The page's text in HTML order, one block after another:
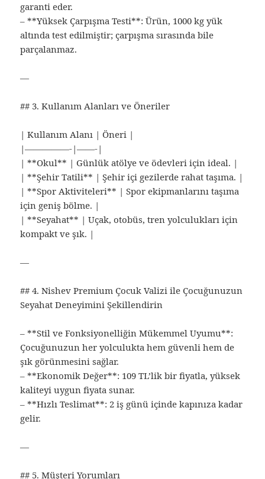
garanti eder.
– **Yüksek Çarpışma Testi**: Ürün, 1000 kg yük
altında test edilmiştir; çarpışma sırasında bile
parçalanmaz.
—
## 3. Kullanım Alanları ve Öneriler
| Kullanım Alanı | Öneri |
|—————-|——-|
| **Okul** | Günlük atölye ve ödevleri için ideal. |
| **Şehir Tatili** | Şehir içi gezilerde rahat taşıma. |
| **Spor Aktiviteleri** | Spor ekipmanlarını taşıma
için geniş bölme. |
| **Seyahat** | Uçak, otobüs, tren yolculukları için
kompakt ve şık. |
—
## 4. Nishev Premium Çocuk Valizi ile Çocuğunuzun
Seyahat Deneyimini Şekillendirin
– **Stil ve Fonksiyonelliğin Mükemmel Uyumu**:
Çocuğunuzun her yolculukta hem güvenli hem de
şık görünmesini sağlar.
– **Ekonomik Değer**: 109 TL’lik bir fiyatla, yüksek
kaliteyi uygun fiyata sunar.
– **Hızlı Teslimat**: 2 iş günü içinde kapınıza kadar
gelir.
—
## 5. Müşteri Yorumları